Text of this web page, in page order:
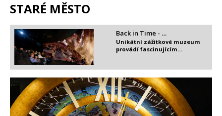
STARÉ MĚSTO
Back in Time - …
Unikátní zážitkové muzeum
provádí fascinujícím…